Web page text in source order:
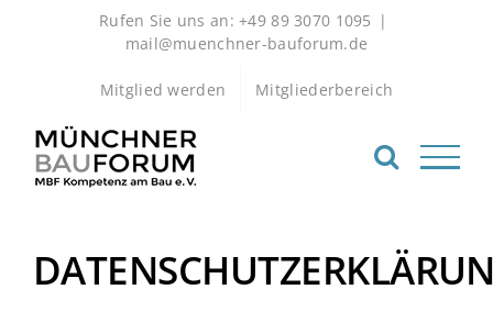
Rufen Sie uns an: +49 89 3070 1095 |
mail@muenchner-bauforum.de
Mitglied werden Mitgliederbereich